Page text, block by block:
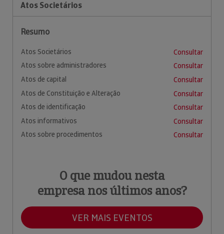
Atos Societários
Resumo
Atos Societários
Consultar
Atos sobre administradores
Consultar
Atos de capital
Consultar
Atos de Constituição e Alteração
Consultar
Atos de identificação
Consultar
Atos informativos
Consultar
Atos sobre procedimentos
Consultar
O que mudou nesta
empresa nos últimos anos?
VER MAIS EVENTOS